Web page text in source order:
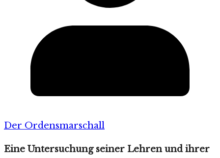
Der Ordensmarschall
Eine Untersuchung seiner Lehren und ihrer